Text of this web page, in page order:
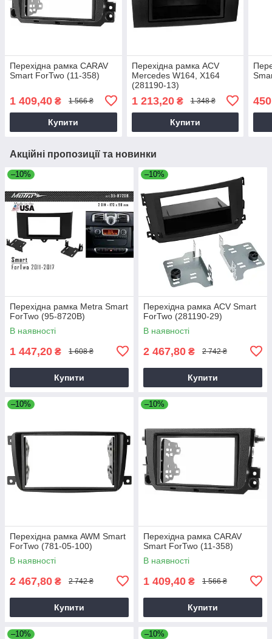
Перехідна рамка CARAV
Smart ForTwo (11-358)
1 409,40 ₴ 1 566 ₴
Купити
Перехідна рамка ACV
Mercedes W164, X164
(281190-13)
1 213,20₴ 1 348 ₴
Купити
Акційні пропозиції та новинки
–10%
Перехідна рамка Metra Smart
ForTwo (95-8720B)
В наявності
1 447,20 ₴ 1 608 ₴
Купити
–10%
Перехідна рамка ACV Smart
ForTwo (281190-29)
В наявності
2 467,80 ₴ 2 742 ₴
Купити
–10%
Перехідна рамка AWM Smart
ForTwo (781-05-100)
В наявності
2 467,80 ₴ 2 742 ₴
Купити
–10%
Перехідна рамка CARAV
Smart ForTwo (11-358)
В наявності
1 409,40 ₴ 1 566 ₴
Купити
–10% –10%